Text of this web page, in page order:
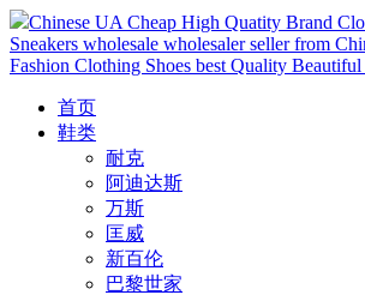
Chinese UA Cheap High Quatity Brand
Sneakers wholesale wholesaler seller from
Fashion Clothing Shoes best Quality Beautiful
首页
鞋类
耐克
阿迪达斯
万斯
匡威
新百伦
巴黎世家